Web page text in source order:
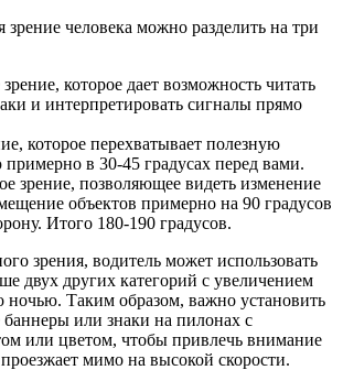
человека можно разделить на три
которое дает возможность читать
и интерпретировать сигналы прямо
которое перехватывает полезную
в 30-45 градусах перед вами.
зрение, позволяющее видеть изменение
объектов примерно на 90 градусов
Итого 180-190 градусов.
зрения, водитель может использовать
двух других категорий с увеличением
ночью. Таким образом, важно установить
или знаки на пилонах с
или цветом, чтобы привлечь внимание
мимо на высокой скорости.